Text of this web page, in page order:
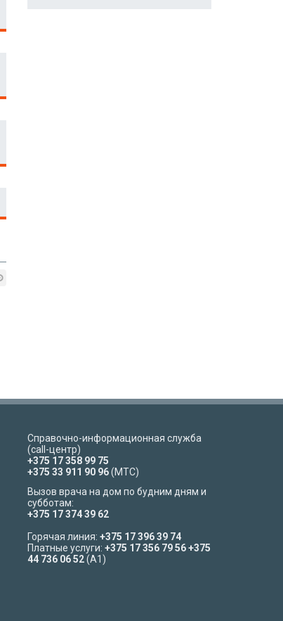
Справочно-информационная служба
(call-центр)
+375 17 358 99 75
+375 33 911 90 96(МТС)
Вызов врача на дом по будним дням и
субботам:
+375 17 374 39 62
Горячая линия: +375 17 396 39 74
Платные услуги: +375 17 356 79 56 +375
44 736 06 52(A1)